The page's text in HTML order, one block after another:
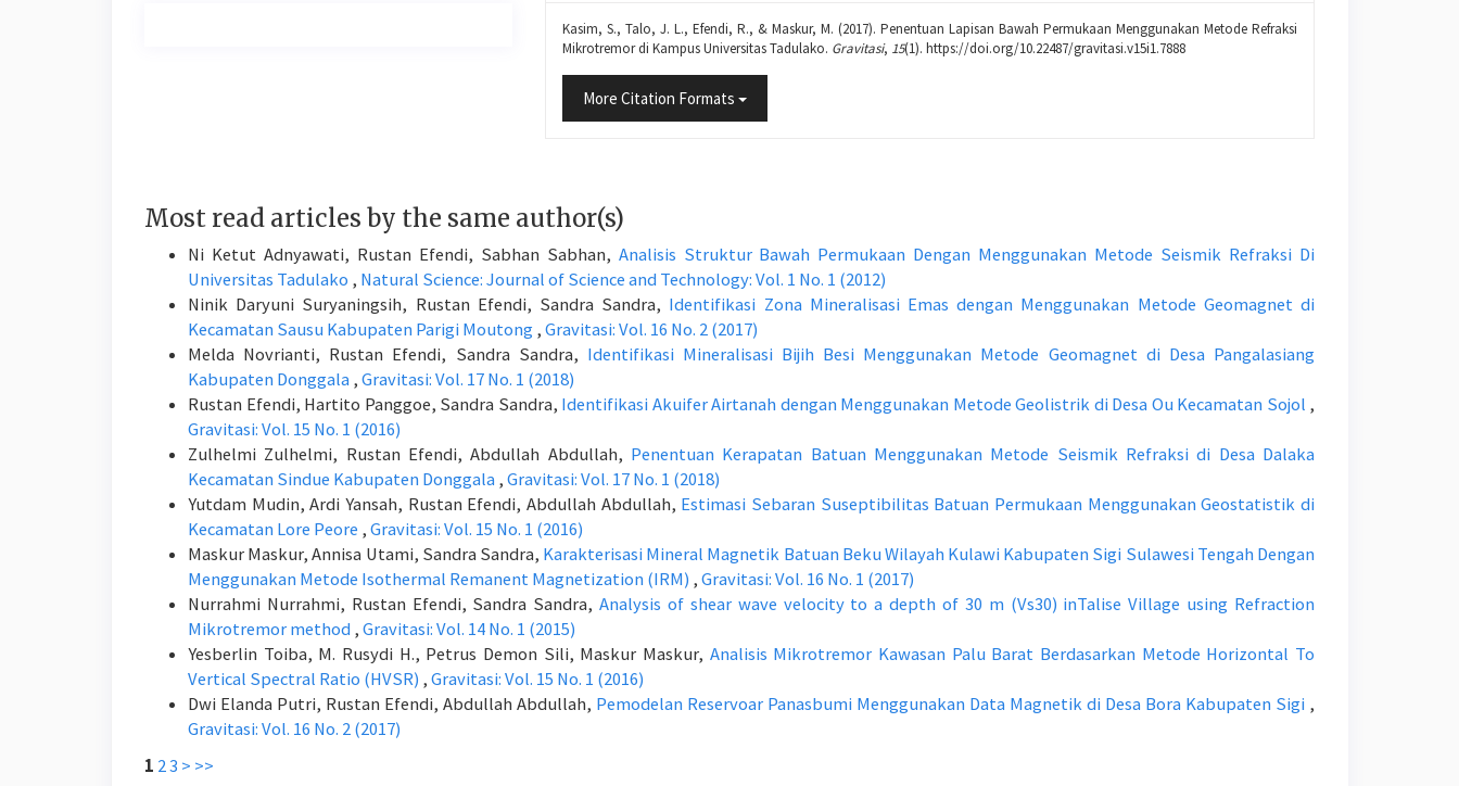
Kasim, S., Talo, J. L., Efendi, R., & Maskur, M. (2017). Penentuan Lapisan Bawah Permukaan Menggunakan Metode Refraksi
Mikrotremor di Kampus Universitas Tadulako. Gravitasi, 15(1). https://doi.org/10.22487/gravitasi.v15i1.7888
More Citation Formats
Most read articles by the same author(s)
Ni Ketut Adnyawati, Rustan Efendi, Sabhan Sabhan, Analisis Struktur Bawah Permukaan Dengan Menggunakan Metode Seismik Refraksi Di
Universitas Tadulako , Natural Science: Journal of Science and Technology: Vol. 1 No. 1 (2012)
Ninik Daryuni Suryaningsih, Rustan Efendi, Sandra Sandra, Identifikasi Zona Mineralisasi Emas dengan Menggunakan Metode Geomagnet di
Kecamatan Sausu Kabupaten Parigi Moutong,Gravitasi: Vol. 16 No. 2 (2017)
Melda Novrianti, Rustan Efendi, Sandra Sandra, Identifikasi Mineralisasi Bijih Besi Menggunakan Metode Geomagnet di Desa Pangalasiang
Kabupaten Donggala,Gravitasi: Vol. 17 No. 1 (2018)
Rustan Efendi, Hartito Panggoe, Sandra Sandra, Identifikasi Akuifer Airtanah dengan Menggunakan Metode Geolistrik di Desa Ou Kecamatan Sojol ,
Gravitasi: Vol. 15 No. 1 (2016)
Zulhelmi Zulhelmi, Rustan Efendi, Abdullah Abdullah, Penentuan Kerapatan Batuan Menggunakan Metode Seismik Refraksi di Desa Dalaka
Kecamatan Sindue Kabupaten Donggala,Gravitasi: Vol. 17 No. 1 (2018)
Yutdam Mudin, Ardi Yansah, Rustan Efendi, Abdullah Abdullah, Estimasi Sebaran Suseptibilitas Batuan Permukaan Menggunakan Geostatistik di
Kecamatan Lore Peore ,Gravitasi: Vol. 15 No. 1 (2016)
Maskur Maskur, Annisa Utami, Sandra Sandra, Karakterisasi Mineral Magnetik Batuan Beku Wilayah Kulawi Kabupaten Sigi Sulawesi Tengah Dengan
Menggunakan Metode Isothermal Remanent Magnetization (IRM) ,Gravitasi: Vol. 16 No. 1 (2017)
Nurrahmi Nurrahmi, Rustan Efendi, Sandra Sandra,Analysis of shear wave velocity to a depth of 30 m (Vs30) inTalise Village using Refraction
Mikrotremor method,Gravitasi: Vol. 14 No. 1 (2015)
Yesberlin Toiba, M. Rusydi H., Petrus Demon Sili, Maskur Maskur, Analisis Mikrotremor Kawasan Palu Barat Berdasarkan Metode Horizontal To
Vertical Spectral Ratio (HVSR) ,Gravitasi: Vol. 15 No. 1 (2016)
Dwi Elanda Putri, Rustan Efendi, Abdullah Abdullah, Pemodelan Reservoar Panasbumi Menggunakan Data Magnetik di Desa Bora Kabupaten Sigi ,
Gravitasi: Vol. 16 No. 2 (2017)
1 23 > >>